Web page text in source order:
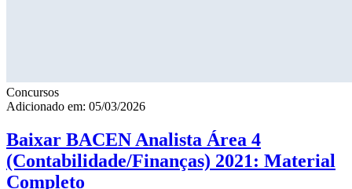
Concursos
Adicionado em: 05/03/2026
Baixar BACEN Analista Área 4
(Contabilidade/Finanças) 2021: Material
Completo